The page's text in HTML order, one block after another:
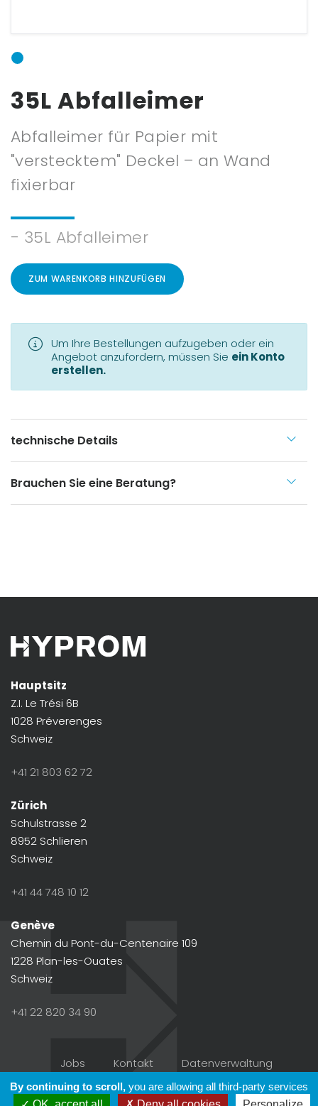
35L Abfalleimer
Abfalleimer für Papier mit
"verstecktem" Deckel – an Wand
fixierbar
- 35L Abfalleimer
ZUM WARENKORB HINZUFÜGEN
Passwort vergessen?
Um Ihre Bestellungen aufzugeben oder ein
Angebot anzufordern, müssen Sie ein Konto
erstellen.
technische Details
Brauchen Sie eine Beratung?
Hauptsitz
Z.I. Le Trési 6B
1028 Préverenges
Schweiz
+41 21 803 62 72
Zürich
Schulstrasse 2
8952 Schlieren
Schweiz
+41 44 748 10 12
Genève
Chemin du Pont-du-Centenaire 109
1228 Plan-les-Ouates
Schweiz
+41 22 820 34 90
Jobs Kontakt
Datenverwaltung
© 2026 - Hyprom Une créationWNG agence digitale
By continuing to scroll, you are allowing all third-party services